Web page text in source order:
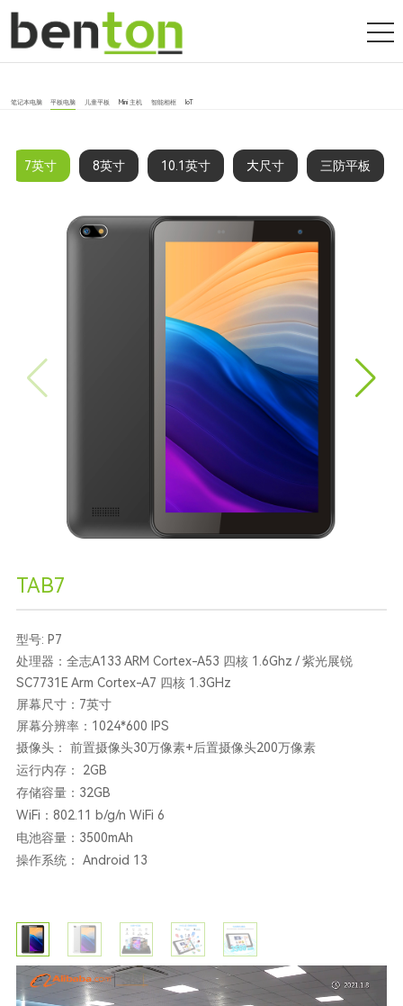
笔记本电脑 平板电脑 儿童平板 Mini 主机 智能相框 IoT
7英寸 8英寸 10.1英寸 大尺寸 三防平板
TAB7
型号: P7
处理器：全志A133 ARM Cortex-A53 四核 1.6Ghz / 紫光展锐
SC7731E Arm Cortex-A7 四核 1.3GHz
屏幕尺寸：7英寸
屏幕分辨率：1024*600 IPS
摄像头： 前置摄像头30万像素+后置摄像头200万像素
运行内存： 2GB
存储容量：32GB
WiFi：802.11 b/g/n WiFi 6
电池容量：3500mAh
操作系统： Android 13